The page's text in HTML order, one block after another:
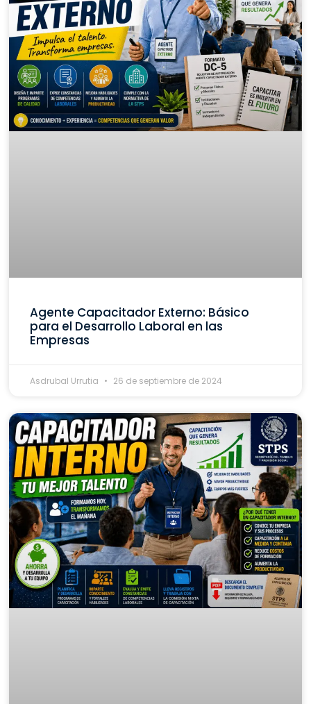
Agente Capacitador Externo: Básico
para el Desarrollo Laboral en las
Empresas
Asdrubal Urrutia 26 de septiembre de 2024